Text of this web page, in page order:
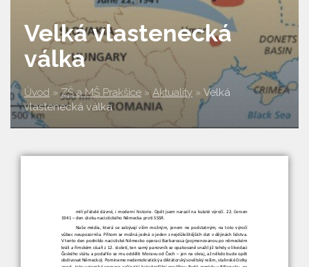
Velká vlastenecká
válka
Úvod » ZŠ a MŠ Prakšice » Aktuality » Velká
vlastenecká válka